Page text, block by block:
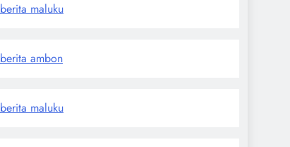
berita maluku
berita ambon
berita maluku